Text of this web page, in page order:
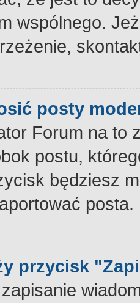
wspólnego.
posty
Forum na to
postu,
będziesz
posta.
przycisk